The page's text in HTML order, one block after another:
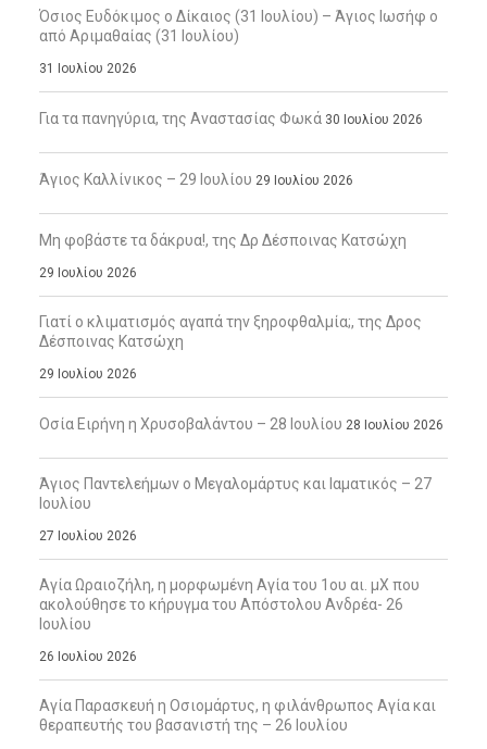
Όσιος Ευδόκιμος ο Δίκαιος (31 Ιουλίου) – Άγιος Ιωσήφ ο
από Αριμαθαίας (31 Ιουλίου)
31 Ιουλίου 2026
Για τα πανηγύρια, της Αναστασίας Φωκά 30 Ιουλίου 2026
Άγιος Καλλίνικος – 29 Ιουλίου 29 Ιουλίου 2026
Μη φοβάστε τα δάκρυα!, της Δρ Δέσποινας Κατσώχη
29 Ιουλίου 2026
Γιατί ο κλιματισμός αγαπά την ξηροφθαλμία;, της Δρος
Δέσποινας Κατσώχη
29 Ιουλίου 2026
Οσία Ειρήνη η Χρυσοβαλάντου – 28 Ιουλίου 28 Ιουλίου 2026
Άγιος Παντελεήμων ο Μεγαλομάρτυς και Ιαματικός – 27
Ιουλίου
27 Ιουλίου 2026
Αγία Ωραιοζήλη, η μορφωμένη Αγία του 1ου αι. μΧ που
ακολούθησε το κήρυγμα του Απόστολου Ανδρέα- 26
Ιουλίου
26 Ιουλίου 2026
Αγία Παρασκευή η Οσιομάρτυς, η φιλάνθρωπος Αγία και
θεραπευτής του βασανιστή της – 26 Ιουλίου